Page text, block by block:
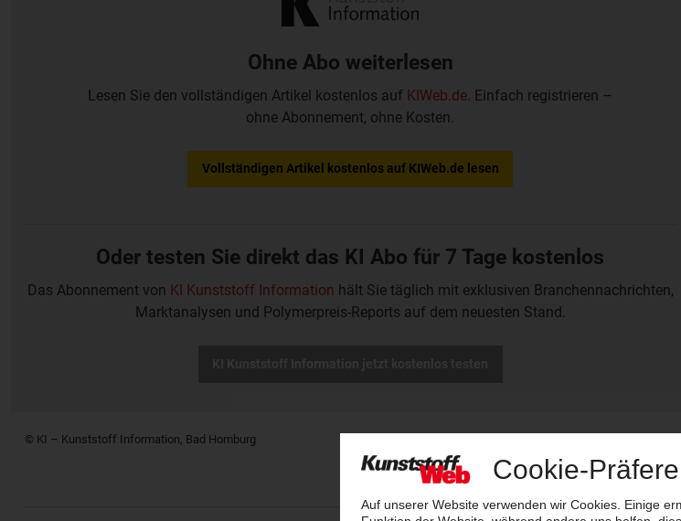
Ohne Abo weiterlesen
Lesen Sie den vollständigen Artikel kostenlos auf KIWeb.de. Einfach registrieren –
ohne Abonnement, ohne Kosten.
Vollständigen Artikel kostenlos auf KIWeb.de lesen
Oder testen Sie direkt das KI Abo für 7 Tage kostenlos
Das Abonnement von KI Kunststoff Information hält Sie täglich mit exklusiven Branchennachrichten,
Marktanalysen und Polymerpreis-Reports auf dem neuesten Stand.
© KI – Kunststoff Information, Bad Homburg